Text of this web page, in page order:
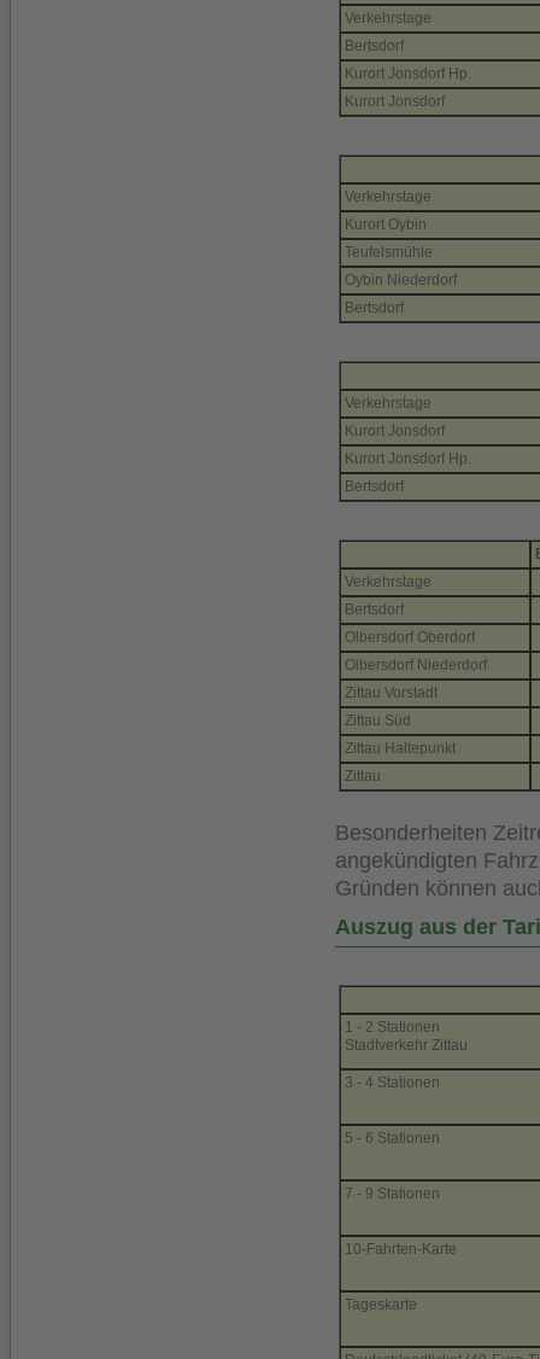
Verkehrstage
Bertsdorf
Kurort Jonsdorf Hp.
Kurort Jonsdorf
Verkehrstage
Kurort Oybin
Teufelsmühle
Oybin Niederdorf
Bertsdorf
Verkehrstage
Kurort Jonsdorf
Kurort Jonsdorf Hp.
Bertsdorf
Verkehrstage
Bertsdorf
Olbersdorf Oberdorf
Olbersdorf Niederdorf
Zittau Vorstadt
Zittau Süd
Zittau Haltepunkt
Zittau
Besonderheiten
angekündigten
Gründen können
Auszug aus der
1 - 2 Stationen
Stadtverkehr Zittau
3 - 4 Stationen
5 - 6 Stationen
7 - 9 Stationen
10-Fahrten-Karte
Tageskarte